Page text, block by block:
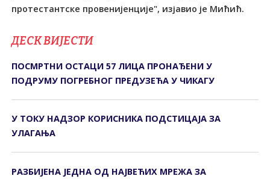
протестантске провенијенције", изјавио је Мићић.
ДЕСК ВИЈЕСТИ
ПОСМРТНИ ОСТАЦИ 57 ЛИЦА ПРОНАЂЕНИ У
ПОДРУМУ ПОГРЕБНОГ ПРЕДУЗЕЋА У ЧИКАГУ
У ТОКУ НАДЗОР КОРИСНИКА ПОДСТИЦАЈА ЗА
УЛАГАЊА
РАЗБИЈЕНА ЈЕДНА ОД НАЈВЕЋИХ МРЕЖА ЗА